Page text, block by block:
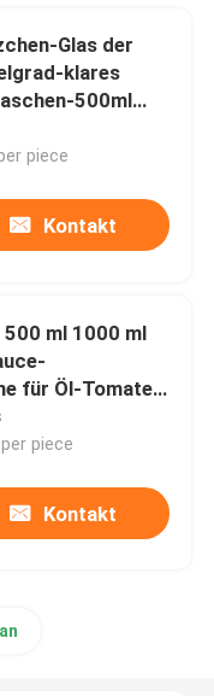
Glas der
klares
500ml
piece
Kontakt
ml 1000 ml
für Öl-Tomaten-
piece
Kontakt